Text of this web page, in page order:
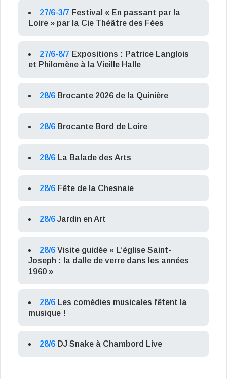
27/6-3/7 Festival « En passant par la
Loire » par la Cie Théâtre des Fées
27/6-8/7 Expositions : Patrice Langlois
et Philomène à la Vieille Halle
28/6 Brocante 2026 de la Quinière
28/6 Brocante Bord de Loire
28/6 La Balade des Arts
28/6 Fête de la Chesnaie
28/6 Jardin en Art
28/6 Visite guidée « L’église Saint-
Joseph : la dalle de verre dans les années
1960 »
28/6 Les comédies musicales fêtent la
musique !
28/6 DJ Snake à Chambord Live